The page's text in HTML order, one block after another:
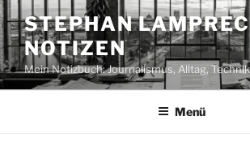
Zum
Inhalt
springen
STEPHAN
NOTIZEN
Mein Notizbuch: Journalismus, Alltag, Technik
Menü